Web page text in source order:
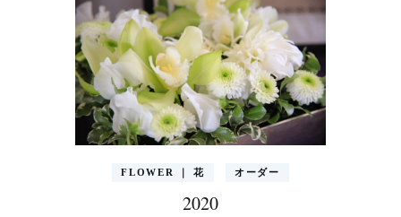
FLOWER ｜ 花 オーダー
2020